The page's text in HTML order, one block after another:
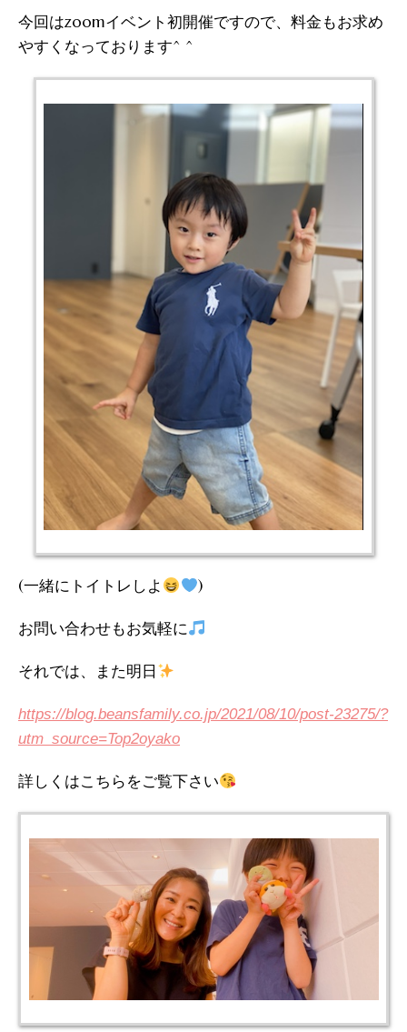
今回はzoomイベント初開催ですので、料金もお求め
やすくなっております^ ^
(一緒にトイトレしよ )
お問い合わせもお気軽に
それでは、また明日
https://blog.beansfamily.co.jp/2021/08/10/post-23275/?
utm_source=Top2oyako
詳しくはこちらをご覧下さい